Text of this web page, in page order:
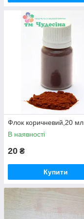
Флок коричневий,20 мл
В наявності
20 ₴
Купити